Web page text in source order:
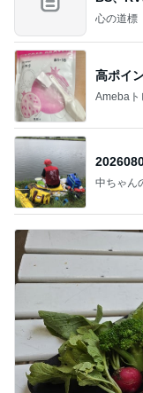
心の道標
高ポイ
Amebaト
中ちゃん